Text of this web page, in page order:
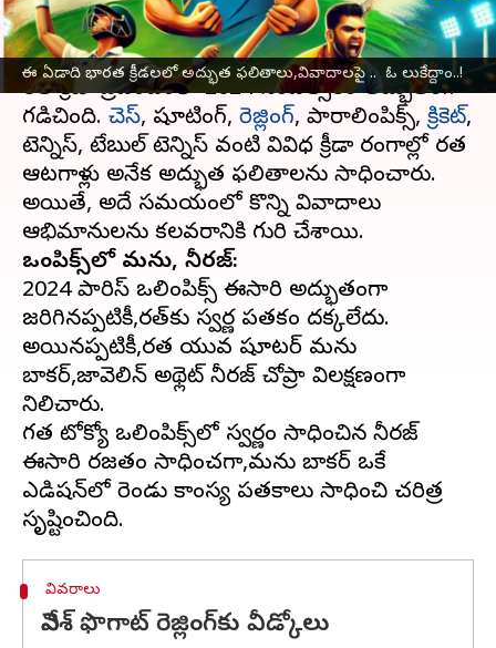
ఈ ఏడాది భారత క్రీడలలో అద్భుత ఫలితాలు,వివాదాలపై .. ఓ లుకేద్దాం..!
ఈ వార్తాకథనం ఏంటి
భారత క్రీడా ప్రపంచంలో 2024 సంవత్సరం అద్భుతంగా
గడిచింది. చెస్, షూటింగ్, రెజ్లింగ్, పారాలింపిక్స్,క్రికెట్,
టెన్నిస్, టేబుల్ టెన్నిస్ వంటి వివిధ క్రీడా రంగాల్లో భారత
ఆటగాళ్లు అనేక అద్భుత ఫలితాలను సాధించారు.
అయితే, అదే సమయంలో కొన్ని వివాదాలు
ఒలింపిక్స్‌లో మను, నీరజ్:
2024 పారిస్ ఒలింపిక్స్‌ ఈసారి అద్భుతంగా
జరిగినప్పటికీ,భారత్‌కు స్వర్ణ పతకం దక్కలేదు.
అయినప్పటికీ,భారత యువ షూటర్ మను
బాకర్‌,జావెలిన్ అథ్లెట్ నీరజ్ చోప్రా విలక్షణంగా
నిలిచారు.
గత టోక్యో ఒలింపిక్స్‌లో స్వర్ణం సాధించిన నీరజ్‌
ఈసారి రజతం సాధించగా,మను బాకర్‌ ఒకే
ఎడిషన్‌లో రెండు కాంస్య పతకాలు సాధించి చరిత్ర
వివరాలు
వినేశ్ ఫొగాట్‌ రెజ్లింగ్‌కు వీడ్కోలు